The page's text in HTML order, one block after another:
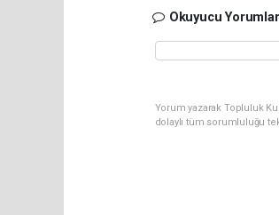
Okuyucu
Yorum yazarak Topluluk
dolaylı tüm sorumluluğu